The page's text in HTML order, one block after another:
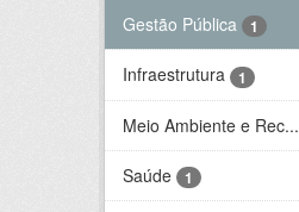
Gestão Pública 1
Infraestrutura 1
Meio Ambiente e Rec...
Saúde 1